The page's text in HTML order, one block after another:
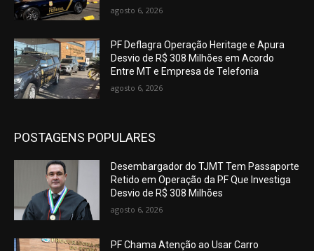
agosto 6, 2026
PF Deflagra Operação Heritage e Apura
Desvio de R$ 308 Milhões em Acordo
Entre MT e Empresa de Telefonia
agosto 6, 2026
POSTAGENS POPULARES
Desembargador do TJMT Tem Passaporte
Retido em Operação da PF Que Investiga
Desvio de R$ 308 Milhões
agosto 6, 2026
PF Chama Atenção ao Usar Carro